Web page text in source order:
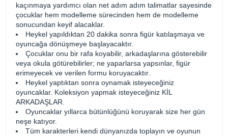
kaçınmaya yardımcı olan net adım adım talimatlar sayesinde
çocuklar hem modelleme sürecinden hem de modelleme
sonucundan keyif alacaklar.
Heykel yapıldıktan 20 dakika sonra figür katılaşmaya ve
oyuncağa dönüşmeye başlayacaktır.
Çocuklar onu bir rafa koyabilir, arkadaşlarına gösterebilir
veya okula götürebilirler; ne yaparlarsa yapsınlar, figür
erimeyecek ve verilen formu koruyacaktır.
Heykel yaptıktan sonra oynamak isteyeceğiniz
oyuncaklar. Koleksiyon yapmak isteyeceğiniz KİL
ARKADAŞLAR.
Oyuncaklar yıllarca bütünlüğünü koruyarak size her gün
neşe katıyor.
Tüm karakterleri kendi dünyanızda toplayın ve oyunun